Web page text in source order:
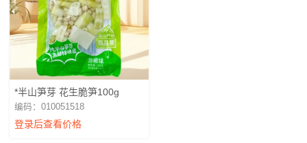
*半山笋芽 花生脆笋100g
编码：010051518
登录后查看价格